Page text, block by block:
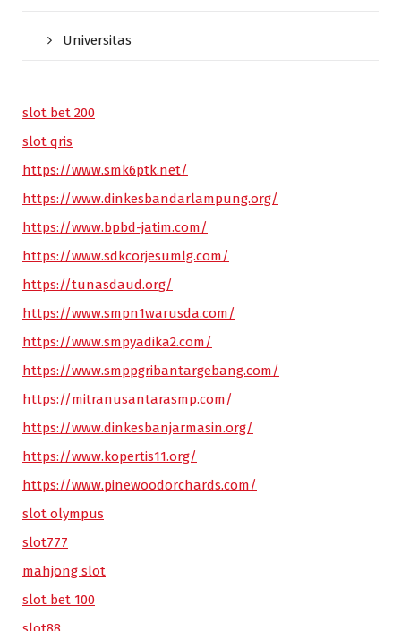
Universitas
slot bet 200
slot qris
https://www.smk6ptk.net/
https://www.dinkesbandarlampung.org/
https://www.bpbd-jatim.com/
https://www.sdkcorjesumlg.com/
https://tunasdaud.org/
https://www.smpn1warusda.com/
https://www.smpyadika2.com/
https://www.smppgribantargebang.com/
https://mitranusantarasmp.com/
https://www.dinkesbanjarmasin.org/
https://www.kopertis11.org/
https://www.pinewoodorchards.com/
slot olympus
slot777
mahjong slot
slot bet 100